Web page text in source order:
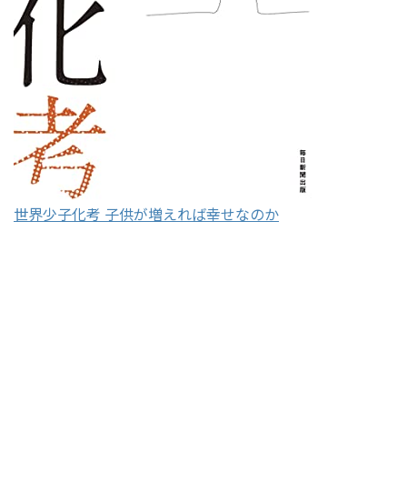
世界少子化考 子供が増えれば幸せなのか